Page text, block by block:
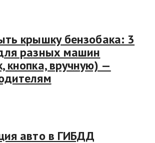
крышку бензобака: 3
разных машин
кнопка, вручную) —
авто в ГИБДД